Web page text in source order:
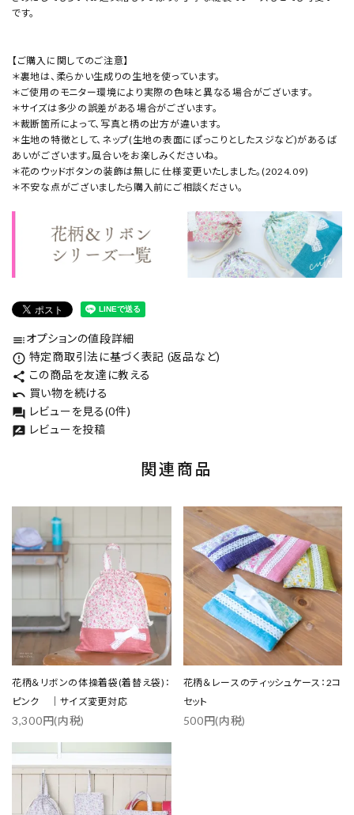
です。
【ご購入に関してのご注意】
＊裏地は、柔らかい生成りの生地を使っています。
＊ご使用のモニター環境により実際の色味と異なる場合がございます。
＊サイズは多少の誤差がある場合がございます。
＊裁断箇所によって、写真と柄の出方が違います。
＊生地の特徴として、ネップ(生地の表面にぽっこりとしたスジなど)があるば
あいがございます。風合いをお楽しみくださいね。
＊花のウッドボタンの装飾は無しに仕様変更いたしました。(2024.09)
＊不安な点がございましたら購入前にご相談ください。
tocオプションの値段詳細
error_outline 特定商取引法に基づく表記 (返品など)
share この商品を友達に教える
undo 買い物を続ける
forum レビューを見る(0件)
rate_review レビューを投稿
関連商品
花柄＆リボンの体操着袋(着替え袋)：
ピンク ｜サイズ変更対応
3,300円(内税)
花柄＆レースのティッシュケース：2コ
セット
500円(内税)